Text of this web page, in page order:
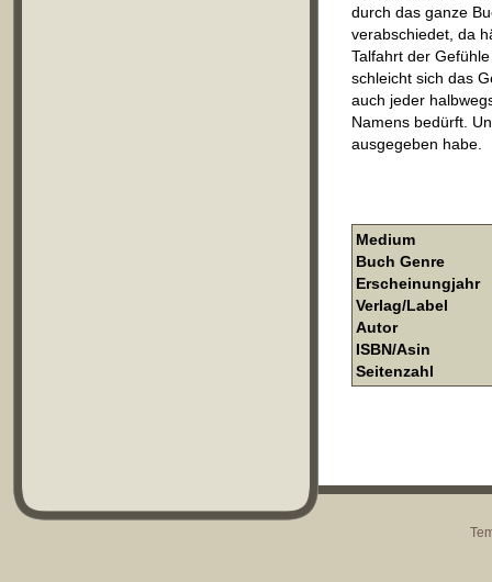
durch das ganze
verabschiedet, da
Talfahrt der
schleicht sich das
auch jeder
Namens bedürft.
ausgegeben habe.
Medium
Buch Genre
Erscheinungjahr
Verlag/Label
Autor
ISBN/Asin
Seitenzahl